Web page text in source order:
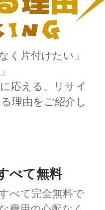
く片付けたい」
応える、リサイ
理由をご紹介し
べて無料
べて完全無料で